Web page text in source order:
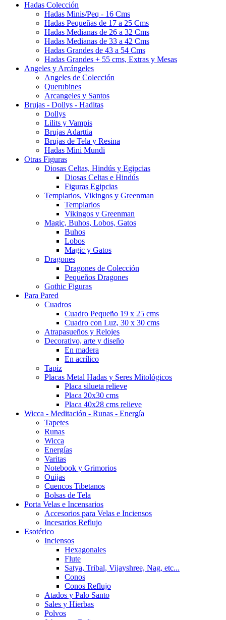
Hadas Colección
Hadas Minis/Peq - 16 Cms
Hadas Pequeñas de 17 a 25 Cms
Hadas Medianas de 26 a 32 Cms
Hadas Medianas de 33 a 42 Cms
Hadas Grandes de 43 a 54 Cms
Hadas Grandes + 55 cms, Extras y Mesas
Angeles y Arcángeles
Angeles de Colección
Querubines
Arcangeles y Santos
Brujas - Dollys - Haditas
Dollys
Lilits y Vampis
Brujas Adarttia
Brujas de Tela y Resina
Hadas Mini Mundi
Otras Figuras
Diosas Celtas, Hindús y Egipcias
Diosas Celtas e Hindús
Figuras Egipcias
Templarios, Vikingos y Greenman
Templarios
Vikingos y Greenman
Magic, Buhos, Lobos, Gatos
Buhos
Lobos
Magic y Gatos
Dragones
Dragones de Colección
Pequeños Dragones
Gothic Figuras
Para Pared
Cuadros
Cuadro Pequeño 19 x 25 cms
Cuadro con Luz, 30 x 30 cms
Atrapasueños y Relojes
Decorativo, arte y diseño
En madera
En acrílico
Tapiz
Placas Metal Hadas y Seres Mitológicos
Placa silueta relieve
Placa 20x30 cms
Placa 40x28 cms relieve
Wicca - Meditación - Runas - Energía
Tapetes
Runas
Wicca
Energías
Varitas
Notebook y Grimorios
Ouijas
Cuencos Tibetanos
Bolsas de Tela
Porta Velas e Incensarios
Accesorios para Velas e Inciensos
Incesarios Reflujo
Esotérico
Inciensos
Hexagonales
Flute
Satya, Tribal, Vijayshree, Nag, etc...
Conos
Conos Reflujo
Atados y Palo Santo
Sales y Hierbas
Polvos